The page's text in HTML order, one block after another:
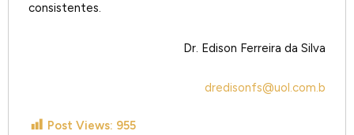
consistentes.
Dr. Edison Ferreira da Silva
dredisonfs@uol.com.b
Post Views: 955